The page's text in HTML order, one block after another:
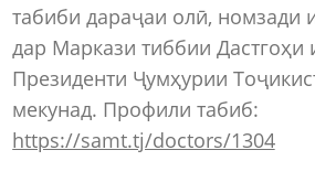
табиби дараҷаи олӣ, номзади
дар Маркази тиббии Дастгоҳи
Президенти Ҷумҳурии
мекунад. Профили табиб:
https://samt.tj/doctors/1304